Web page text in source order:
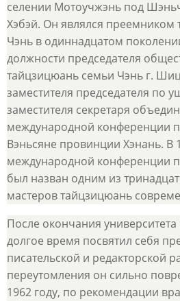
селении Мотоучжэнь под
Хэбэй. Он являлся преемником
Чэнь в одиннадцатом
должности председателя
тайцзицюань семьи Чэнь г.
заместителя председателя по
заместителя секретаря
международной конференции
Вэньсяне провинции Хэнань. В
международной конференции
был назван одним из
мастеров тайцзицюань
После окончания
долгое время посвятил себя
писательской и редакторской
переутомления он сильно
1962 году, по рекомендации